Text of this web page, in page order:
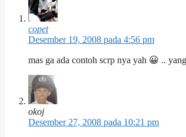
copet
Desember 19, 2008 pada 4:56 pm
mas ga ada contoh scrp nya yah 😀 ..
okoj
Desember 27, 2008 pada 10:21 pm